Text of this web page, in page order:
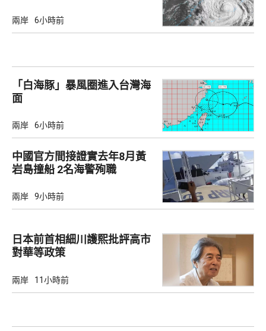
兩岸 6小時前
「白海豚」暴風圈進入台灣海
面
兩岸 6小時前
中國官方間接證實去年8月黃
岩島撞船 2名海警殉職
兩岸 9小時前
日本前首相細川護熙批評高市
對華等政策
兩岸 11小時前